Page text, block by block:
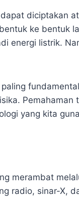
diciptakan
ke bentuk
energi listrik.
Pemahaman
yang kita
merambat
radio, sinar-X,